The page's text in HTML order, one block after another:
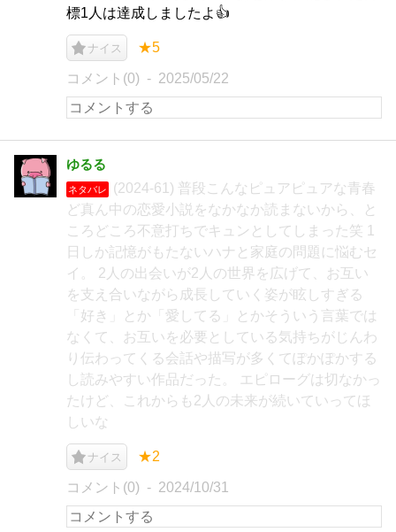
標1人は達成しましたよ👍
ナイス ★5
コメント(0) 2025/05/22
ゆるる
ネタバレ
(2024-61) 普段こんなピュアピュアな青春
ど真ん中の恋愛小説をなかなか読まないから、と
ころどころ不意打ちでキュンとしてしまった笑 1
日しか記憶がもたないハナと家庭の問題に悩むセ
イ。 2人の出会いが2人の世界を広げて、お互い
を支え合いながら成長していく姿が眩しすぎる
「好き」とか「愛してる」とかそういう言葉では
なくて、お互いを必要としている気持ちがじんわ
り伝わってくる会話や描写が多くてぽかぽかする
し読みやすい作品だった。 エピローグは切なかっ
たけど、これからも2人の未来が続いていってほ
しいな
ナイス ★2
コメント(0) 2024/10/31